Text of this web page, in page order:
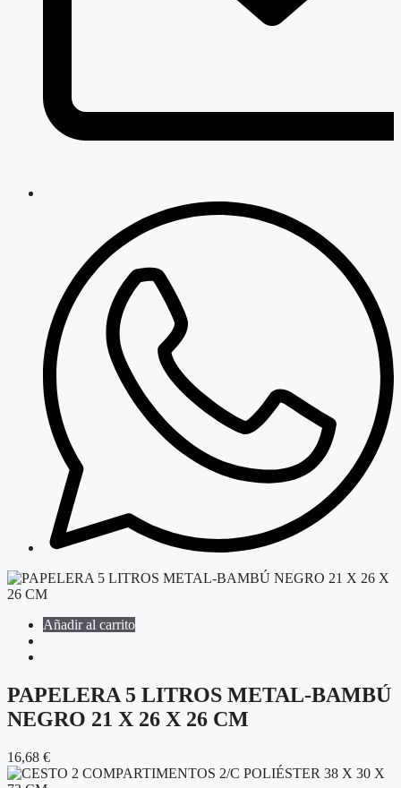
Añadir al carrito
PAPELERA 5 LITROS METAL-BAMBÚ
NEGRO 21 X 26 X 26 CM
16,68 €